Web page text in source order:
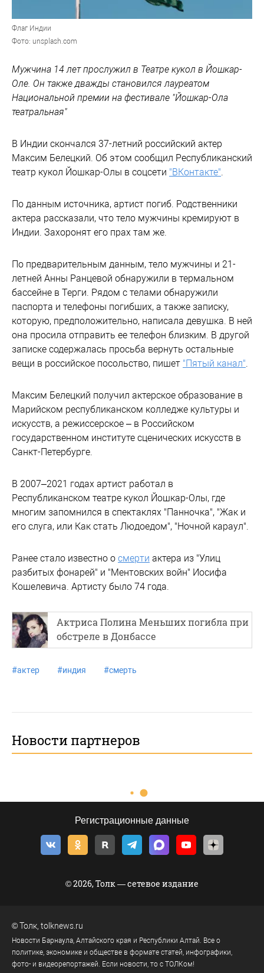
Флаг Индии
Фото: unsplash.com
Мужчина 14 лет прослужил в Театре кукол в Йошкар-
Оле. Он также дважды становился лауреатом
Национальной премии на фестивале "Йошкар-Ола
театральная"
В Индии скончался 37-летний российский актер
Максим Белецкий. Об этом сообщил Республиканский
театр кукол Йошкар-Олы в соцсети "ВКонтакте"
По данным источника, артист погиб. Родственники
актера рассказали, что тело мужчины кремируют в
Индии. Захоронят его прах там же.
По предварительным данным, тело мужчины и 21-
летней Анны Ранцевой обнаружили в термальном
бассейне в Терги. Рядом с телами обнаружили
паспорта и телефоны погибших, а также записку,
которую, предположительно, написала девушка. В ней
она просила отправить ее телефон близким. В другой
записке содержалась просьба вернуть остальные
вещи в российское посольство, пишет "Пятый канал"
Максим Белецкий получил актерское образование в
Марийском республиканском колледже культуры и
искусств, а режиссерское – в Российском
государственном институте сценических искусств в
Санкт-Петербурге.
В 2007–2021 годах артист работал в
Республиканском театре кукол Йошкар-Олы, где
многим запомнился в спектаклях "Панночка", "Жак и
его слуга, или Как стать Людоедом", "Ночной караул".
Ранее стало известно о смерти актера из "Улиц
разбитых фонарей" и "Ментовских войн" Иосифа
Кошелевича. Артисту было 74 года.
Актриса Полина Меньших погибла при
обстреле в Донбассе
#актер #индия #смерть
Новости партнеров
Регистрационные данные
© 2026, Толк — сетевое издание
©Толк tolknews.ru
Новости Барнаула, Алтайского края и Республики Алтай. Все о
политике, экономике и обществе в формате статей, инфографики,
фото- и видеорепортажей. Если новости, то с ТОЛКом!